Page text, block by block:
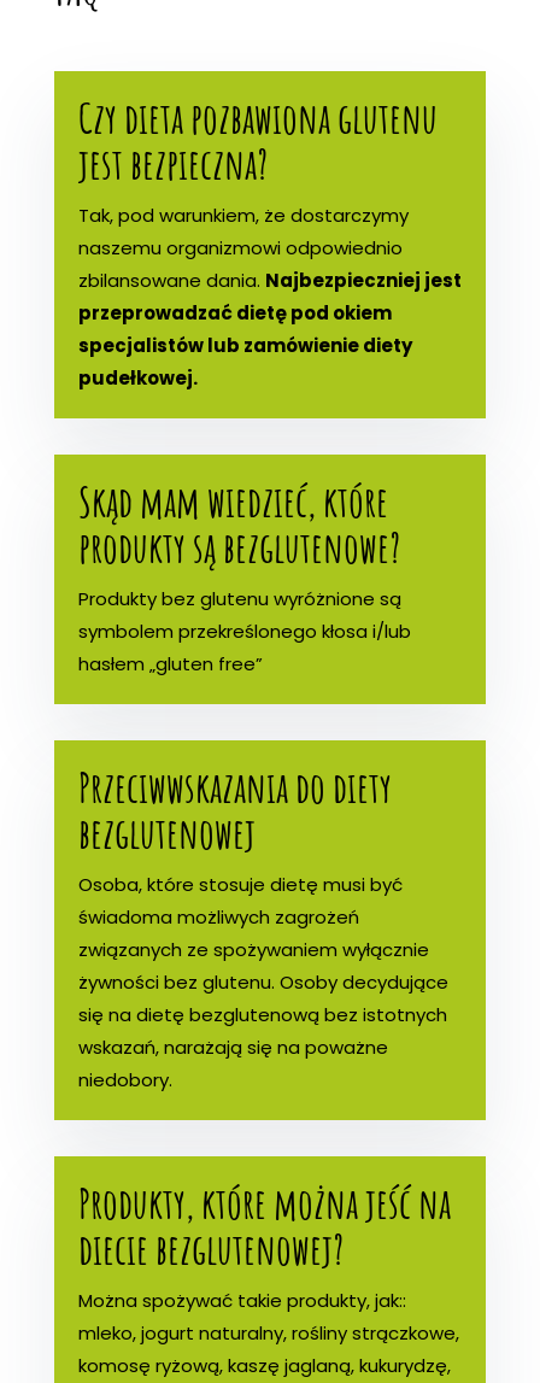
Czy dieta pozbawiona glutenu
jest bezpieczna?
Tak, pod warunkiem, że dostarczymy
naszemu organizmowi odpowiednio
zbilansowane dania. Najbezpieczniej jest
przeprowadzać dietę pod okiem
specjalistów lub zamówienie diety
pudełkowej.
Skąd mam wiedzieć, które
produkty są bezglutenowe?
Produkty bez glutenu wyróżnione są
symbolem przekreślonego kłosa i/lub
hasłem „gluten free”
Przeciwwskazania do diety
bezglutenowej
Osoba, które stosuje dietę musi być
świadoma możliwych zagrożeń
związanych ze spożywaniem wyłącznie
żywności bez glutenu. Osoby decydujące
się na dietę bezglutenową bez istotnych
wskazań, narażają się na poważne
niedobory.
Produkty, które można jeść na
diecie bezglutenowej?
Można spożywać takie produkty, jak::
mleko, jogurt naturalny, rośliny strączkowe,
komosę ryżową, kaszę jaglaną, kukurydzę,